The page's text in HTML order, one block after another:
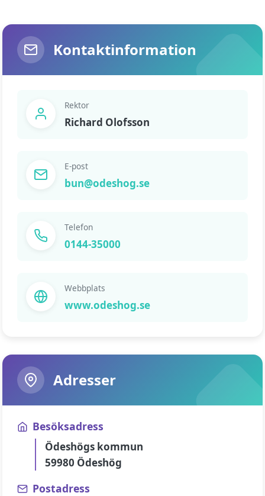
Kontaktinformation
Rektor
Richard Olofsson
E-post
bun@odeshog.se
Telefon
0144-35000
Webbplats
www.odeshog.se
Adresser
Besöksadress
Ödeshögs kommun
59980 Ödeshög
Postadress